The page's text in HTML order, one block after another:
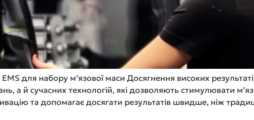
для набору м’язової маси Досягнення високих
а й сучасних технологій, які дозволяють стимулювати
та допомагає досягати результатів швидше, ніж